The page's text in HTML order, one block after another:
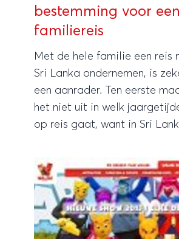
bestemming voor een
familiereis
Met de hele familie een reis
Sri Lanka ondernemen, is
een aanrader. Ten eerste
het niet uit in welk
op reis gaat, want in Sri
Ten tweede is Sri Lanka een
bijzonder gastvrij land waar
iedereen zich al snel op zijn
gemak zal voelen.